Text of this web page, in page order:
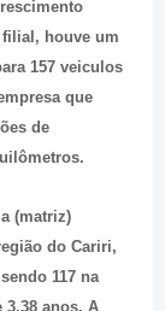
houve um
157 veiculos
que
de
(matriz)
do Cariri,
117 na
anos. A